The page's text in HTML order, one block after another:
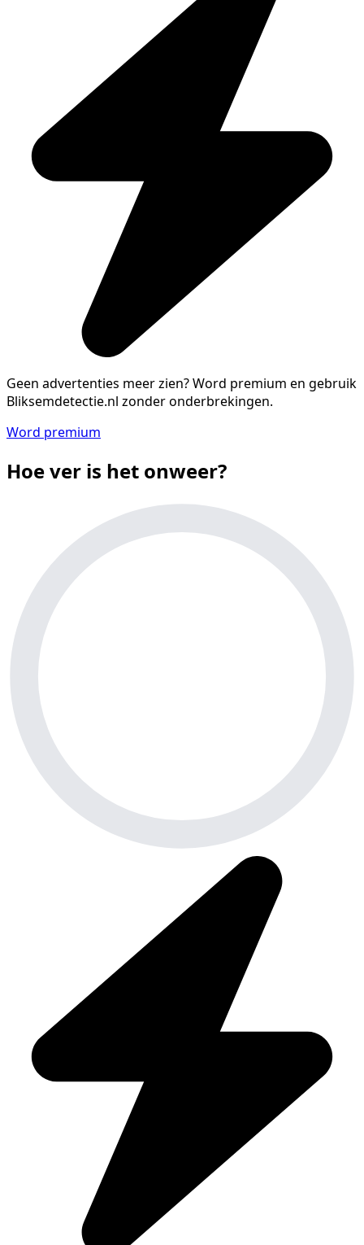
Geen advertenties meer zien?Word premium en gebruik
Bliksemdetectie.nl zonder onderbrekingen.
Word premium
Hoe ver is het onweer?